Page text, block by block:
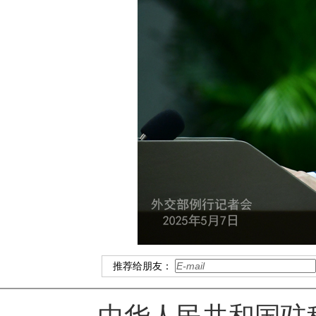
推荐给朋友：